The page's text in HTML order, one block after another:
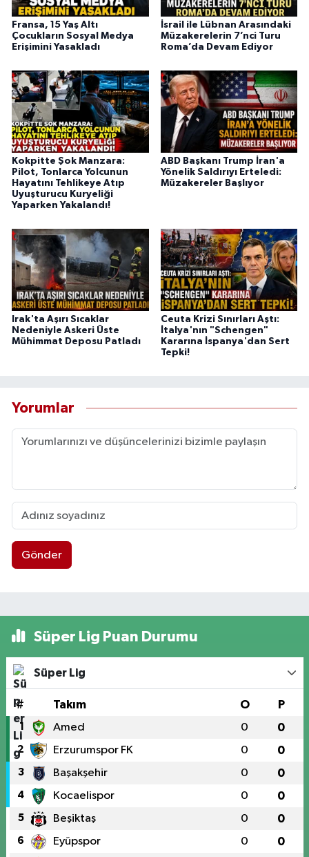
Fransa, 15 Yaş Altı
Çocukların Sosyal Medya
Erişimini Yasakladı
İsrail ile Lübnan Arasındaki
Müzakerelerin 7’nci Turu
Roma’da Devam Ediyor
Kokpitte Şok Manzara:
Pilot, Tonlarca Yolcunun
Hayatını Tehlikeye Atıp
Uyuşturucu Kuryeliği
Yaparken Yakalandı!
ABD Başkanı Trump İran'a
Yönelik Saldırıyı Erteledi:
Müzakereler Başlıyor
Irak'ta Aşırı Sıcaklar
Nedeniyle Askeri Üste
Mühimmat Deposu Patladı
Ceuta Krizi Sınırları Aştı:
İtalya'nın "Schengen"
Kararına İspanya'dan Sert
Tepki!
Yorumlar
Gönder
Süper Lig Puan Durumu
Süper Lig
# Takım O P
1 Amed 0 0
2 Erzurumspor FK 0 0
3 Başakşehir 0 0
4 Kocaelispor 0 0
5 Beşiktaş 0 0
6 Eyüpspor 0 0